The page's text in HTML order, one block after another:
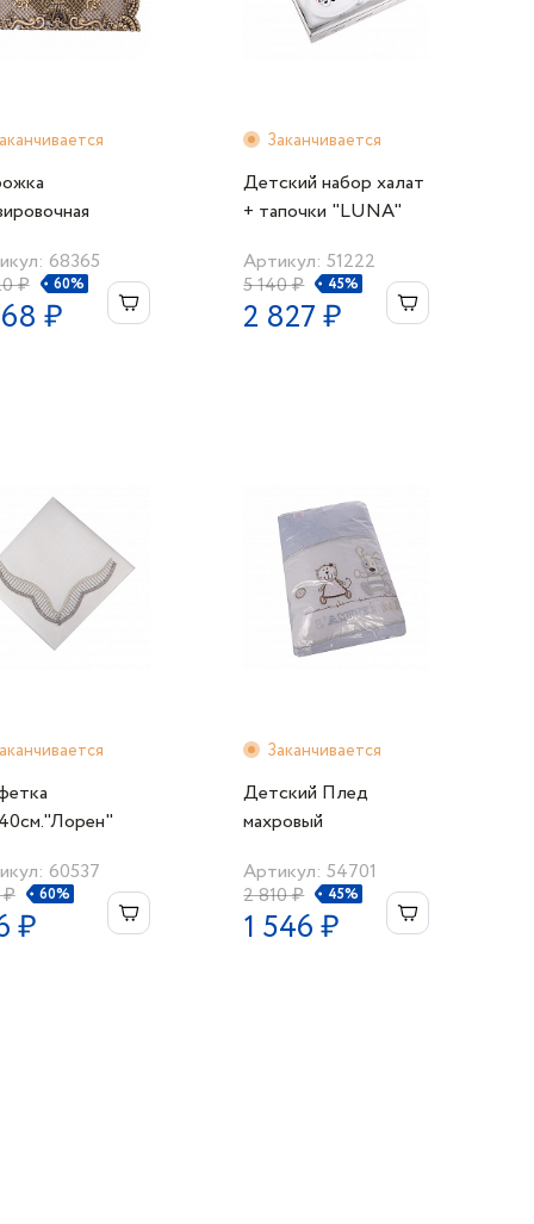
68365
₽
60%
₽
Заканчивается
Детский набор халат
+ тапочки "LUNA"
Артикул: 51222
5 140 ₽
45%
2 827 ₽
60537
60%
₽
Заканчивается
Детский Плед
махровый
голубой
Артикул: 54701
2 810 ₽
45%
1 546 ₽